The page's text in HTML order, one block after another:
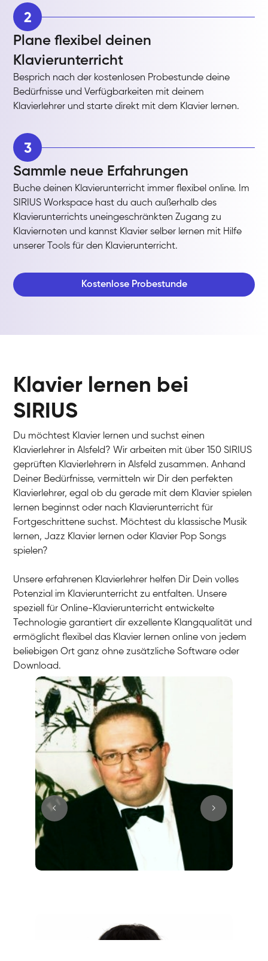
2
Plane flexibel deinen
Klavierunterricht
Besprich nach der kostenlosen Probestunde deine
Bedürfnisse und Verfügbarkeiten mit deinem
Klavierlehrer und starte direkt mit dem Klavier lernen.
3
Sammle neue Erfahrungen
Buche deinen Klavierunterricht immer flexibel online. Im
SIRIUS Workspace hast du auch außerhalb des
Klavierunterrichts uneingeschränkten Zugang zu
Klaviernoten und kannst Klavier selber lernen mit Hilfe
unserer Tools für den Klavierunterricht.
Kostenlose Probestunde
Klavier lernen bei
SIRIUS
Du möchtest Klavier lernen und suchst einen
Klavierlehrer in Alsfeld? Wir arbeiten mit über 150 SIRIUS
geprüften Klavierlehrern in Alsfeld zusammen. Anhand
Deiner Bedürfnisse, vermitteln wir Dir den perfekten
Klavierlehrer, egal ob du gerade mit dem Klavier spielen
lernen beginnst oder nach Klavierunterricht für
Fortgeschrittene suchst. Möchtest du klassische Musik
lernen, Jazz Klavier lernen oder Klavier Pop Songs
spielen?
Unsere erfahrenen Klavierlehrer helfen Dir Dein volles
Potenzial im Klavierunterricht zu entfalten. Unsere
speziell für Online-Klavierunterricht entwickelte
Technologie garantiert dir exzellente Klangqualität und
ermöglicht flexibel das Klavier lernen online von jedem
beliebigen Ort ganz ohne zusätzliche Software oder
Download.